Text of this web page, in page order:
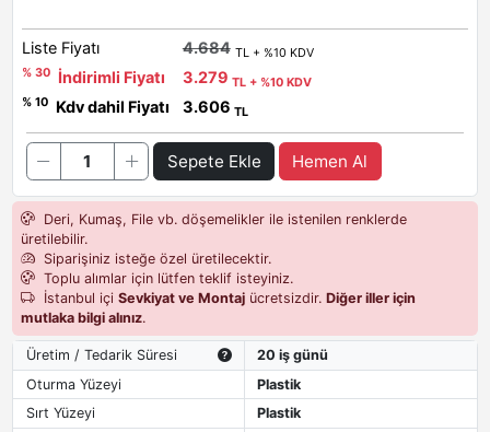
Liste Fiyatı 4.684 TL + %10 KDV
% 30
İndirimli Fiyatı 3.279 TL + %10 KDV
% 10
Kdv dahil Fiyatı 3.606 TL
Sepete Ekle Hemen Al
Deri, Kumaş, File vb. döşemelikler ile istenilen renklerde
üretilebilir.
Siparişiniz isteğe özel üretilecektir.
Toplu alımlar için lütfen teklif isteyiniz.
İstanbul içi Sevkiyat ve Montajücretsizdir. Diğer iller için
mutlaka bilgi alınız.
Üretim / Tedarik Süresi
20 iş günü
Oturma Yüzeyi
Plastik
Sırt Yüzeyi
Plastik